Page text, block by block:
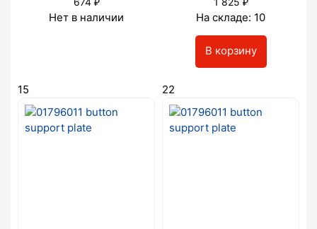
Нет в наличии
На складе: 10
В корзину
15 22